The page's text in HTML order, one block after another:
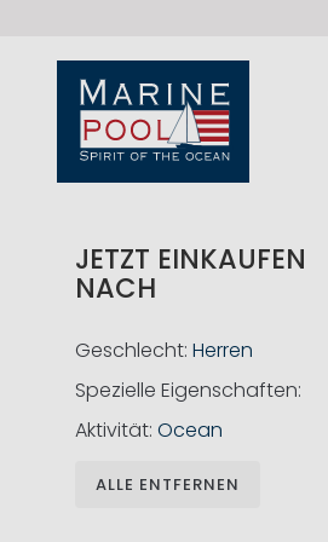
JETZT EINKAUFEN
NACH
Geschlecht Herren
Spezielle Eigenschaften
Aktivität Ocean
ALLE ENTFERNEN